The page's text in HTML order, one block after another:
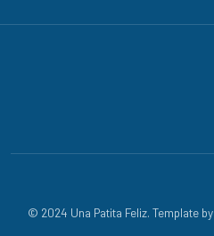
© 2024 Una Patita Feliz. Template by